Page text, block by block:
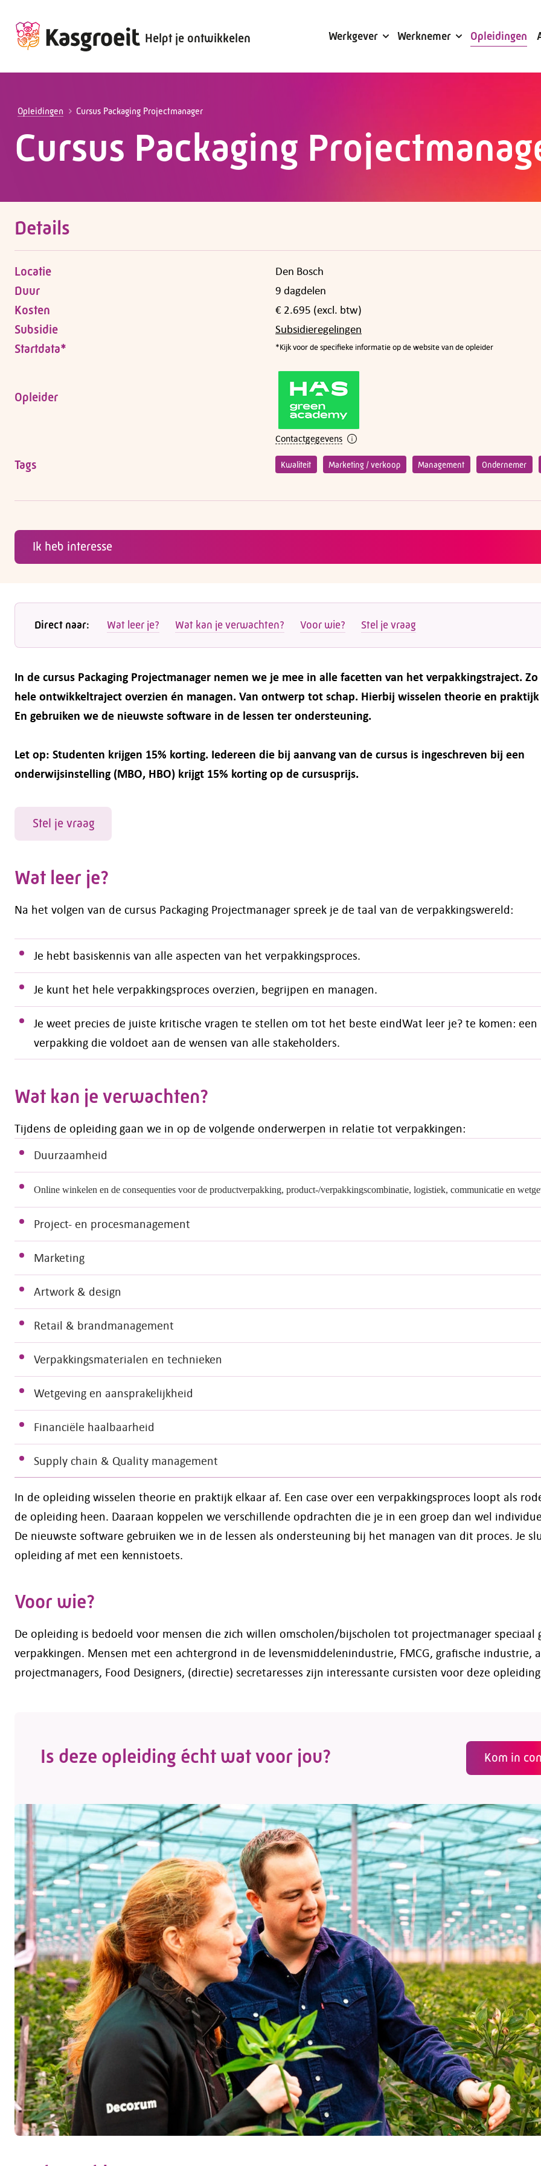
Helpt je ontwikkelen Werkgever
Alles voor de werkgever
Werknemer
Alles voor de werknemer
Opleidingen
Opleidingen Cursus Packaging Projectmanager
Cursus Packaging
Details
Locatie Den Bosch
Duur 9 dagdelen
Kosten € 2.695 (excl. btw)
Subsidie Subsidieregelingen
Startdata* *Kijk voor de specifieke informatie op de website van de opleider
Opleider
Contactgegevens
Tags Kwaliteit Marketing / verkoop Management Ondernemer
Ik heb interesse
Direct naar: Wat leer je? Wat kan je verwachten? Voor wie? Stel je vraag
In de cursus Packaging Projectmanager nemen we je mee in alle facetten van het verpakkingstraject.
hele ontwikkeltraject overzien én managen. Van ontwerp tot schap. Hierbij wisselen theorie en
En gebruiken we de nieuwste software in de lessen ter ondersteuning.
Let op: Studenten krijgen 15% korting. Iedereen die bij aanvang van de cursus is ingeschreven bij een
onderwijsinstelling (MBO, HBO) krijgt 15% korting op de cursusprijs.
Stel je vraag
Wat leer je?
Na het volgen van de cursus Packaging Projectmanager spreek je de taal van de verpakkingswereld:
Je hebt basiskennis van alle aspecten van het verpakkingsproces.
Je kunt het hele verpakkingsproces overzien, begrijpen en managen.
Je weet precies de juiste kritische vragen te stellen om tot het beste eindWat leer je? te komen: een
verpakking die voldoet aan de wensen van alle stakeholders.
Wat kan je verwachten?
Tijdens de opleiding gaan we in op de volgende onderwerpen in relatie tot verpakkingen:
Duurzaamheid
Online winkelen en de consequenties voor de productverpakking, product-/verpakkingscombinatie, logistiek, communicatie en
Project- en procesmanagement
Marketing
Artwork & design
Retail & brandmanagement
Verpakkingsmaterialen en technieken
Wetgeving en aansprakelijkheid
Financiële haalbaarheid
Supply chain & Quality management
In de opleiding wisselen theorie en praktijk elkaar af. Een case over een verpakkingsproces loopt als
de opleiding heen. Daaraan koppelen we verschillende opdrachten die je in een groep dan wel
De nieuwste software gebruiken we in de lessen als ondersteuning bij het managen van dit proces. Je
opleiding af met een kennistoets.
Voor wie?
De opleiding is bedoeld voor mensen die zich willen omscholen/bijscholen tot projectmanager speciaal
verpakkingen. Mensen met een achtergrond in de levensmiddelenindustrie, FMCG, grafische industrie,
projectmanagers, Food Designers, (directie) secretaresses zijn interessante cursisten voor deze
Is deze opleiding écht wat voor jou? Kom in